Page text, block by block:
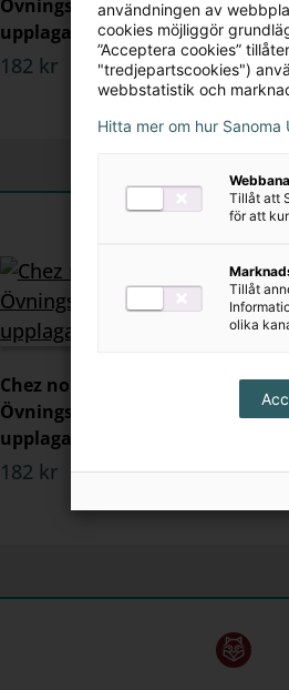
Övningsbok,
upplaga 2
182 kr 995 kr
Chez nous 8
Övningsbok,
upplaga 2
182 kr
Chez
995 kr
användningen av
cookies möjliggör
”Acceptera cookies”
"tredjepartscookies")
webbstatistik och
Hitta mer om hur
Tillåt att
för att
Tillåt
olika